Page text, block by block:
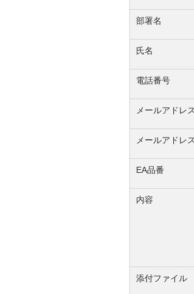
部署名
氏名
電話番号
メールアドレス
メールアドレ
EA品番
内容
添付ファイル